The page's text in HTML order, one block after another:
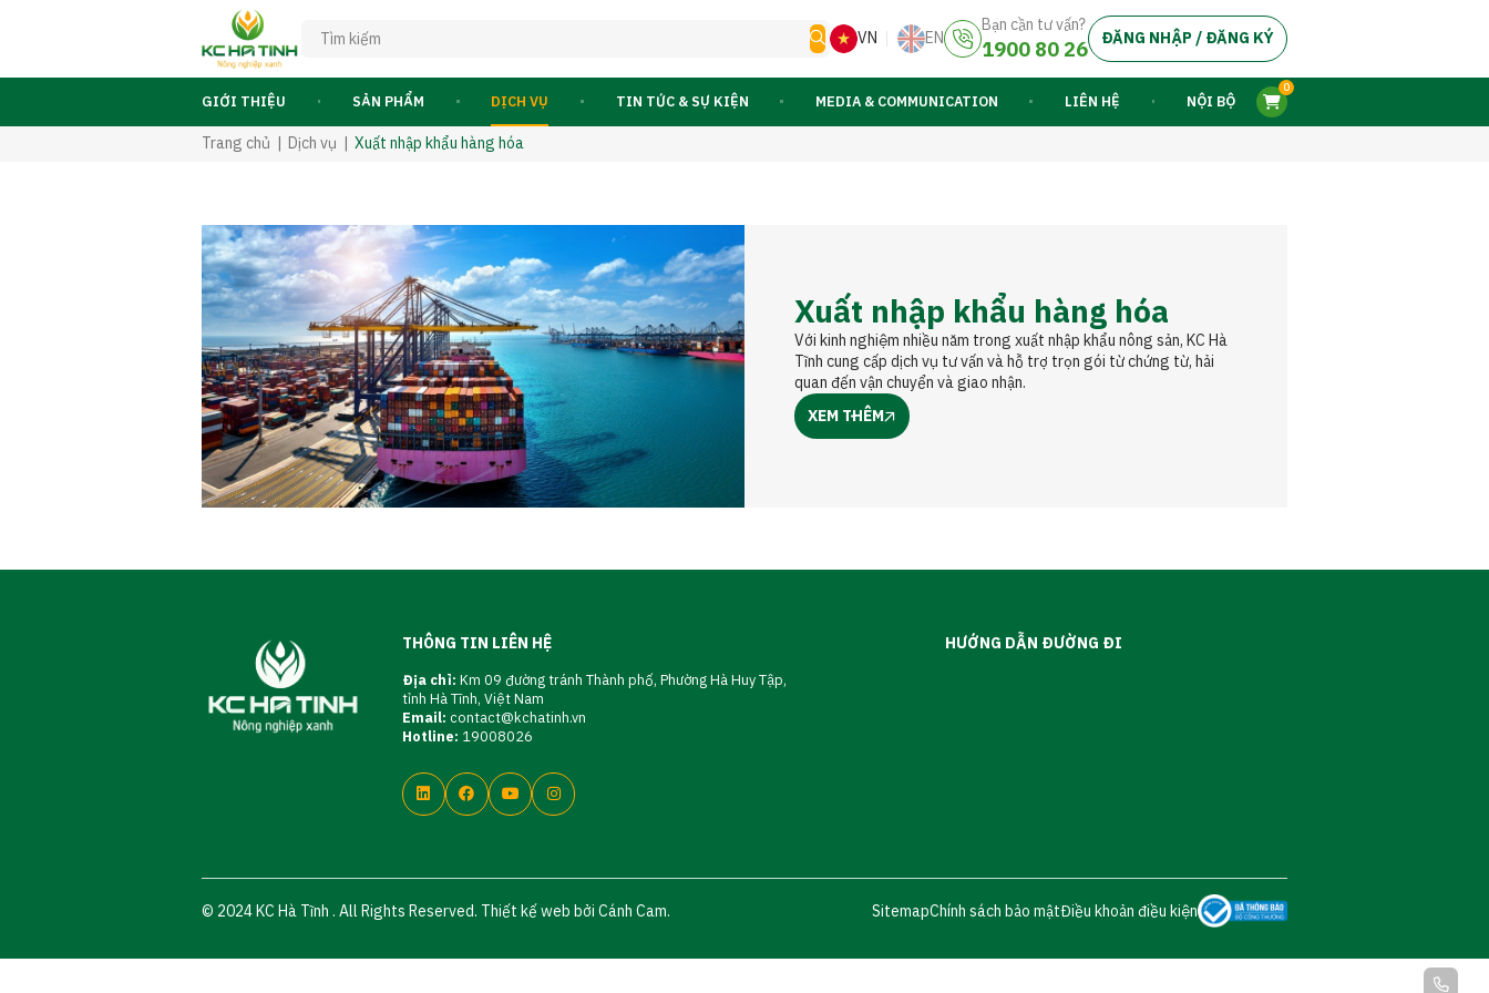
VN EN
Bạn cần tư vấn?
1900 80 26 ĐĂNG NHẬP / ĐĂNG KÝ
GIỚI THIỆU SẢN PHẨM DỊCH VỤ TIN TỨC & SỰ KIỆN MEDIA & COMMUNICATION LIÊN HỆ NỘI BỘ
0
Trang chủ Dịch vụ Xuất nhập khẩu hàng hóa
Xuất nhập khẩu hàng hóa
Với kinh nghiệm nhiều năm trong xuất nhập khẩu nông sản, KC Hà
Tĩnh cung cấp dịch vụ tư vấn và hỗ trợ trọn gói từ chứng từ, hải
quan đến vận chuyển và giao nhận.
XEM THÊM
THÔNG TIN LIÊN HỆ
Địa chỉ: Km 09 đường tránh Thành phố, Phường Hà Huy Tập,
tỉnh Hà Tĩnh, Việt Nam
Email: contact@kchatinh.vn
Hotline: 19008026
HƯỚNG DẪN ĐƯỜNG ĐI
© 2024 KC Hà Tĩnh . All Rights Reserved. Thiết kế web bởi Cánh Cam. SitemapChính sách bảo mậtĐiều khoản điều kiện